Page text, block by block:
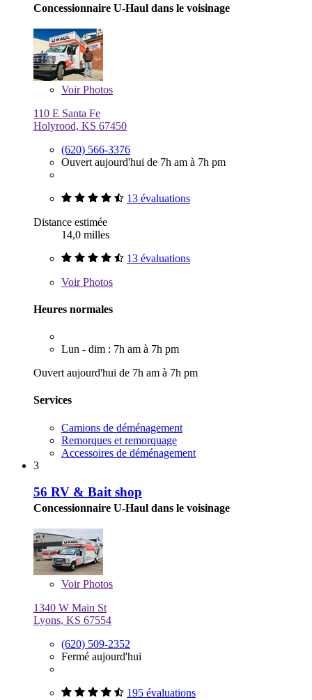
Concessionnaire U-Haul dans le voisinage
VoirPhotos
110 E Santa Fe
Holyrood, KS 67450
(620) 566-3376
Ouvert aujourd'hui de 7h am à 7h pm
13 évaluations
Distance estimée
14,0 milles
13 évaluations
VoirPhotos
Heures normales
Lun - dim : 7h am à 7h pm
Ouvert aujourd'hui de 7h am à 7h pm
Services
Camions de déménagement
Remorques et remorquage
Accessoires de déménagement
3
56 RV & Bait shop
Concessionnaire U-Haul dans le voisinage
VoirPhotos
1340 W Main St
Lyons, KS 67554
(620) 509-2352
Fermé aujourd'hui
195 évaluations